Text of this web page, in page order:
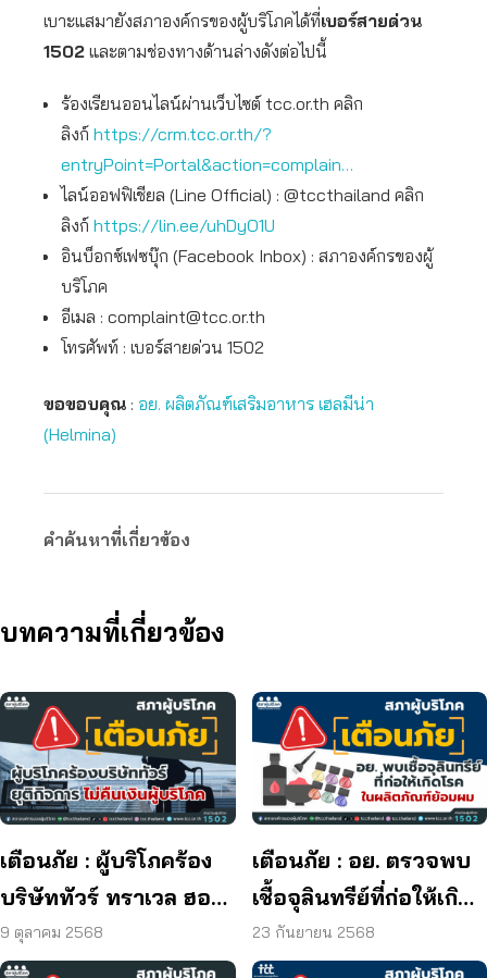
เบาะแสมายังสภาองค์กรของผู้บริโภคได้ที่เบอร์สายด่วน
1502 และตามช่องทางด้านล่างดังต่อไปนี้
ร้องเรียนออนไลน์ผ่านเว็บไซต์ tcc.or.th คลิก
ลิงก์ https://crm.tcc.or.th/?
entryPoint=Portal&action=complain…
ไลน์ออฟฟิเชียล (Line Official) : @tccthailand คลิก
ลิงก์ https://lin.ee/uhDyO1U
อินบ็อกซ์เฟซบุ๊ก (Facebook Inbox) : สภาองค์กรของผู้
บริโภค
อีเมล : complaint@tcc.or.th
โทรศัพท์ : เบอร์สายด่วน 1502
ขอขอบคุณ : อย. ผลิตภัณฑ์เสริมอาหาร เฮลมีน่า
(Helmina)
คำค้นหาที่เกี่ยวข้อง
บทความที่เกี่ยวข้อง
เตือนภัย : ผู้บริโภคร้อง
บริษัททัวร์ ทราเวล ฮอลิ
เดย์ ยุติกิจการ ไม่คืนเงิน
ผู้บริโภค
9 ตุลาคม 2568
เตือนภัย : อย. ตรวจพบ
เชื้อจุลินทรีย์ที่ก่อให้เกิด
โรค และพบแบคทีเรีย
ยีสต์ และรา เกิน
23 กันยายน 2568